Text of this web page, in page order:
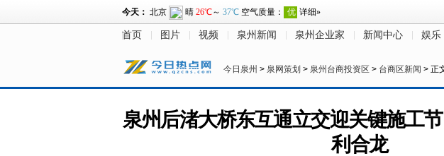
首页 图片 视频 泉州新闻 泉州企业家 新闻中心 娱乐
今日泉州 > 泉网策划 > 泉州台商投资区 > 台商区新闻 > 正
泉州后渚大桥东互通立交迎关键施工
利合龙